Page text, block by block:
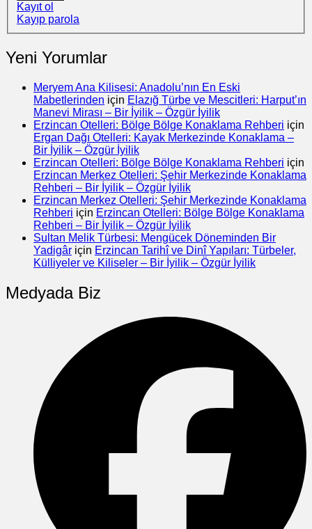
Kayıt ol
Kayıp parola
Yeni Yorumlar
Meryem Ana Kilisesi: Anadolu’nın En Eski
Mabetlerinden için Elazığ Türbe ve Mescitleri: Harput’ın
Manevi Mirası – Bir İyilik – Özgür İyilik
Erzincan Otelleri: Bölge Bölge Konaklama Rehberi için
Ergan Dağı Otelleri: Kayak Merkezinde Konaklama –
Bir İyilik – Özgür İyilik
Erzincan Otelleri: Bölge Bölge Konaklama Rehberi için
Erzincan Merkez Otelleri: Şehir Merkezinde Konaklama
Rehberi – Bir İyilik – Özgür İyilik
Erzincan Merkez Otelleri: Şehir Merkezinde Konaklama
Rehberi için Erzincan Otelleri: Bölge Bölge Konaklama
Rehberi – Bir İyilik – Özgür İyilik
Sultan Melik Türbesi: Mengücek Döneminden Bir
Yadigâr için Erzincan Tarihî ve Dinî Yapıları: Türbeler,
Külliyeler ve Kiliseler – Bir İyilik – Özgür İyilik
Medyada Biz